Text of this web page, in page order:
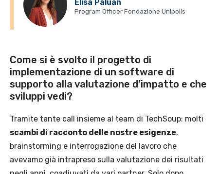
Elisa Paluan
Program Officer Fondazione Unipolis
Come si è svolto il progetto di
implementazione di un software di
supporto alla valutazione d’impatto e che
sviluppi vedi?
Tramite tante call insieme al team di TechSoup: molti
scambi di racconto delle nostre esigenze,
brainstorming e interrogazione del lavoro che
avevamo già intrapreso sulla valutazione dei risultati